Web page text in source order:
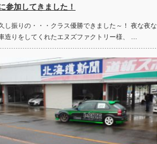
参加してきました！
し振りの・・・クラス優勝できました～！ 夜な夜な
造りをしてくれたエヌズファクトリー様、 …